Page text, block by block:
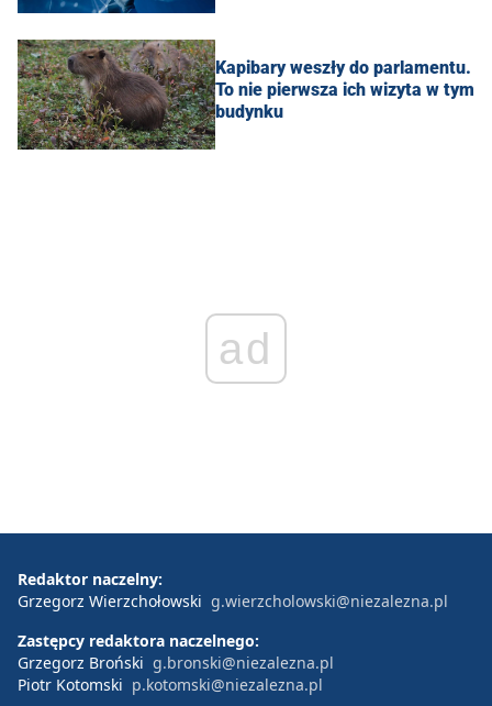
Kapibary weszły do parlamentu.
To nie pierwsza ich wizyta w tym
budynku
ad
Redaktor naczelny:
Grzegorz Wierzchołowski g.wierzcholowski@niezalezna.pl
Zastępcy redaktora naczelnego:
Grzegorz Broński g.bronski@niezalezna.pl
Piotr Kotomski p.kotomski@niezalezna.pl